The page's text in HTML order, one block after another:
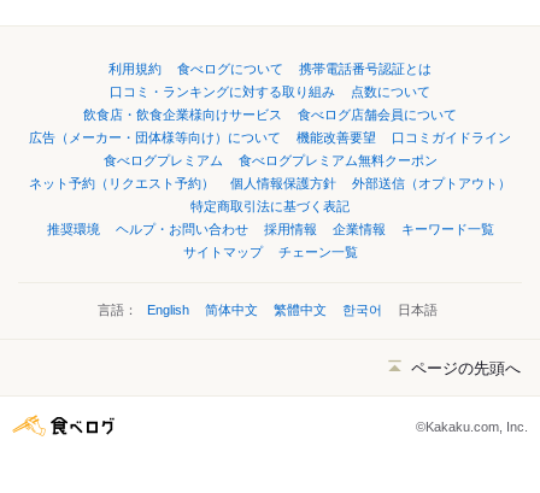
利用規約 食べログについて
携帯電話番号認証とは
口コミ・ランキングに対する取り組み
点数について
飲食店・飲食企業様向けサービス
食べログ店舗会員について
広告（メーカー・団体様等向け）について
機能改善要望
口コミガイドライン
食べログプレミアム
食べログプレミアム無料クーポン
ネット予約（リクエスト予約）
個人情報保護方針
外部送信（オプトアウト）
特定商取引法に基づく表記
推奨環境
ヘルプ・お問い合わせ 採用情報 企業情報
キーワード一覧
サイトマップ
チェーン一覧
言語： English 简体中文 繁體中文 한국어 日本語
ページの先頭へ
©Kakaku.com, Inc.